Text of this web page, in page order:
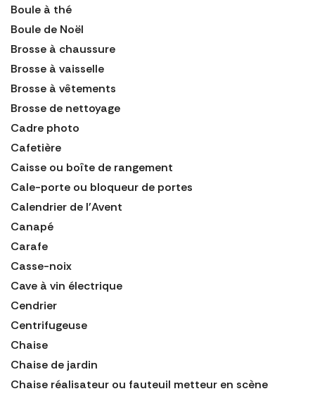
Boule à thé
Boule de Noël
Brosse à chaussure
Brosse à vaisselle
Brosse à vêtements
Brosse de nettoyage
Cadre photo
Cafetière
Caisse ou boîte de rangement
Cale-porte ou bloqueur de portes
Calendrier de l'Avent
Canapé
Carafe
Casse-noix
Cave à vin électrique
Cendrier
Centrifugeuse
Chaise
Chaise de jardin
Chaise réalisateur ou fauteuil metteur en scène